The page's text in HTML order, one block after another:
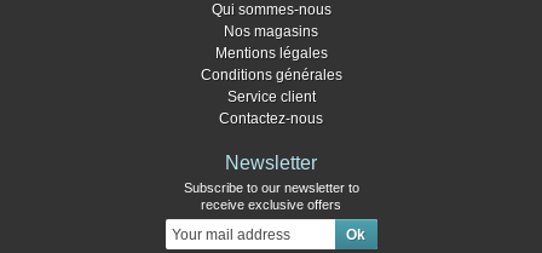
Qui sommes-nous
Nos magasins
Mentions légales
Conditions générales
Service client
Contactez-nous
Newsletter
Subscribe to our newsletter to
receive exclusive offers